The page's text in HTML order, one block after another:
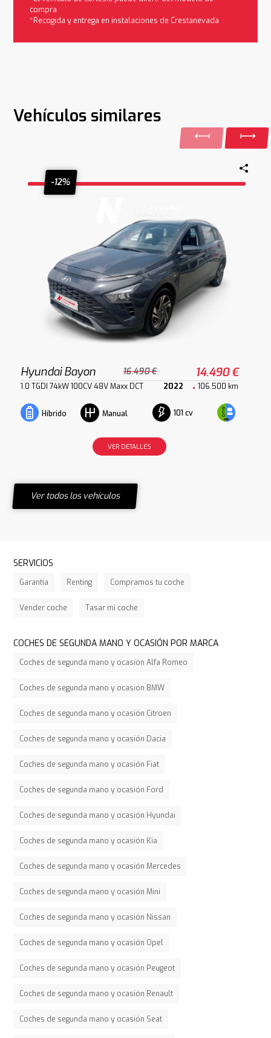
compra
*Recogida y entrega en instalaciones de Crestanevada
Vehículos similares
-12%
Hyundai Bayon 16.490 € 14.490 €
1.0 TGDI 74kW 100CV 48V Maxx DCT 2022 106.500 km
Híbrido Manual 101 cv
VER DETALLES
Ver todos los vehículos
SERVICIOS
Garantía Renting Compramos tu coche
Vender coche Tasar mi coche
COCHES DE SEGUNDA MANO Y OCASIÓN POR MARCA
Coches de segunda mano y ocasión Alfa Romeo
Coches de segunda mano y ocasión BMW
Coches de segunda mano y ocasión Citroen
Coches de segunda mano y ocasión Dacia
Coches de segunda mano y ocasión Fiat
Coches de segunda mano y ocasión Ford
Coches de segunda mano y ocasión Hyundai
Coches de segunda mano y ocasión Kia
Coches de segunda mano y ocasión Mercedes
Coches de segunda mano y ocasión Mini
Coches de segunda mano y ocasión Nissan
Coches de segunda mano y ocasión Opel
Coches de segunda mano y ocasión Peugeot
Coches de segunda mano y ocasión Renault
Coches de segunda mano y ocasión Seat